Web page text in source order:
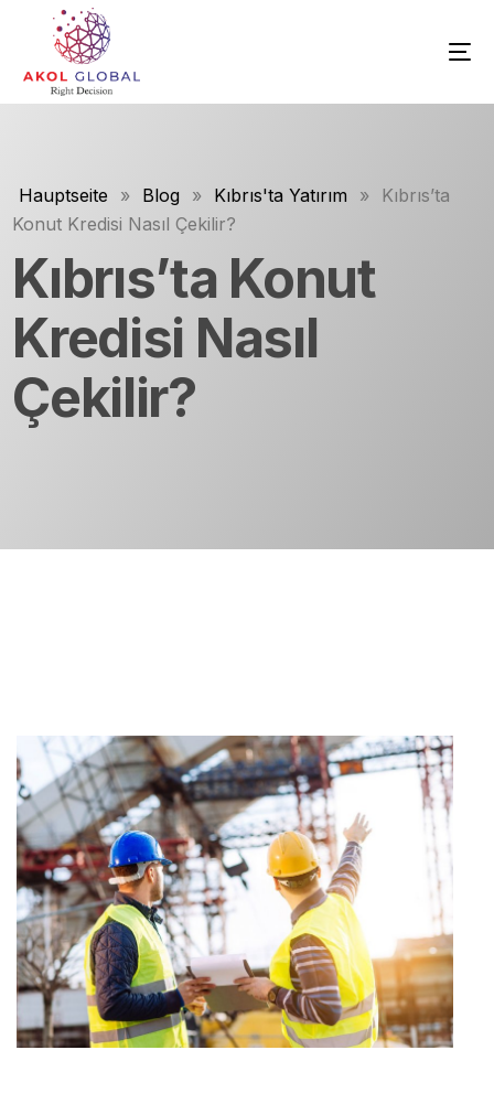
Hauptseite » Blog » Kıbrıs'ta Yatırım »
Kıbrıs’ta
Konut Kredisi Nasıl Çekilir?
Kıbrıs’ta Konut
Kredisi Nasıl
Çekilir?